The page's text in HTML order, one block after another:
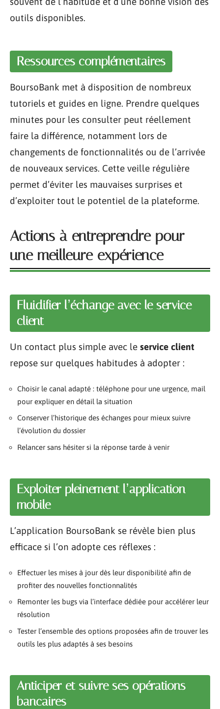
outils disponibles.
Ressources complémentaires
BoursoBank met à disposition de nombreux
tutoriels et guides en ligne. Prendre quelques
minutes pour les consulter peut réellement
faire la différence, notamment lors de
changements de fonctionnalités ou de l’arrivée
de nouveaux services. Cette veille régulière
permet d’éviter les mauvaises surprises et
d’exploiter tout le potentiel de la plateforme.
Actions à entreprendre pour
une meilleure expérience
Fluidifier l’échange avec le service
client
Un contact plus simple avec le service client
repose sur quelques habitudes à adopter :
Choisir le canal adapté : téléphone pour une urgence, mail
pour expliquer en détail la situation
Conserver l’historique des échanges pour mieux suivre
l’évolution du dossier
Relancer sans hésiter si la réponse tarde à venir
Exploiter pleinement l’application
mobile
L’application BoursoBank se révèle bien plus
efficace si l’on adopte ces réflexes :
Effectuer les mises à jour dès leur disponibilité afin de
profiter des nouvelles fonctionnalités
Remonter les bugs via l’interface dédiée pour accélérer leur
résolution
Tester l’ensemble des options proposées afin de trouver les
outils les plus adaptés à ses besoins
Anticiper et suivre ses opérations
bancaires